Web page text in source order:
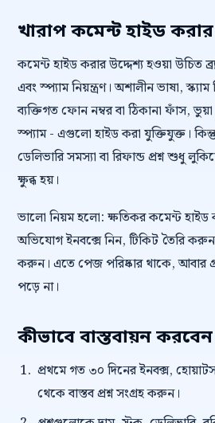
খারাপ কমেন্ট হাইড
কমেন্ট হাইড করার উদ্দেশ্য হওয়া উচিত
এবং স্প্যাম নিয়ন্ত্রণ। অশালীন ভাষা,
ব্যক্তিগত ফোন নম্বর বা ঠিকানা ফাঁস,
স্প্যাম - এগুলো হাইড করা যুক্তিযুক্ত।
ডেলিভারি সমস্যা বা রিফান্ড প্রশ্ন শুধু
ক্ষুব্ধ হয়।
ভালো নিয়ম হলো: ক্ষতিকর কমেন্ট হাইড
অভিযোগ ইনবক্সে নিন, টিকিট তৈরি করুন
করুন। এতে পেজ পরিষ্কার থাকে, আবার
পড়ে না।
কীভাবে বাস্তবায়ন করবেন
প্রথমে গত ৩০ দিনের ইনবক্স,
থেকে বাস্তব প্রশ্ন সংগ্রহ করুন।